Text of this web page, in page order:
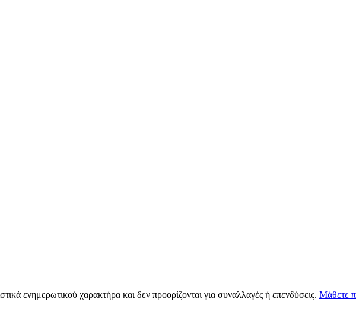
ενημερωτικού χαρακτήρα και δεν προορίζονται για συναλλαγές ή επενδύσεις. Μάθετε